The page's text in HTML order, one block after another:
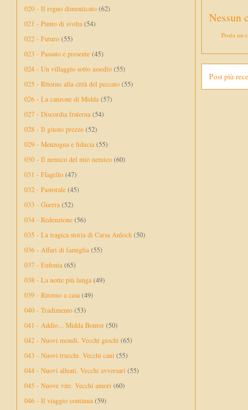
Nessun
Posta un
Post più
020 - Il regno dimenticato (62)
021 - Punto di svolta (54)
022 - Futuro (55)
023 - Passato e presente (45)
024 - Un villaggio sotto assedio (55)
025 - Ritorno alla città del peccato (55)
026 - La canzone di Midda (57)
027 - Discordia fraterna (54)
028 - Il giusto prezzo (52)
029 - Menzogna e fiducia (55)
030 - Il nemico del mio nemico (60)
031 - Flagello (47)
032 - Pastorale (45)
033 - Guerra (52)
034 - Redenzione (56)
035 - La tragica storia di Carsa Anloch (50)
036 - Affari di famiglia (55)
037 - Eufonia (65)
038 - La notte più lunga (49)
039 - Ritorno a casa (49)
040 - Tradimento (53)
041 - Addio... Midda Bontor (50)
042 - Nuovi mondi. Vecchi giochi (65)
043 - Nuovi trucchi. Vecchi cani (55)
044 - Nuovi alleati. Vecchi avversari (55)
045 - Nuove vite. Vecchi amori (60)
046 - Il viaggio continua (59)